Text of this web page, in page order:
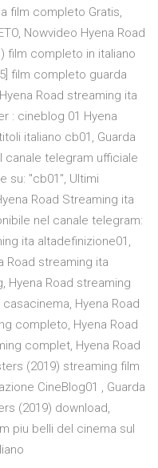
film completo Gratis,
Nowvideo Hyena Road
film completo in italiano
film completo guarda
Road streaming ita
: cineblog 01 Hyena
italiano cb01, Guarda
canale telegram ufficiale
su: "cb01", Ultimi
Road Streaming ita
nel canale telegram:
ita altadefinizione01,
Road streaming ita
Hyena Road streaming
Hyena Road
completo, Hyena Road
complet, Hyena Road
(2019) streaming film
CineBlog01 , Guarda
(2019) download,
piu belli del cinema sul